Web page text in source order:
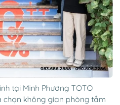
tại Minh Phương TOTO
chọn không gian phòng tắm